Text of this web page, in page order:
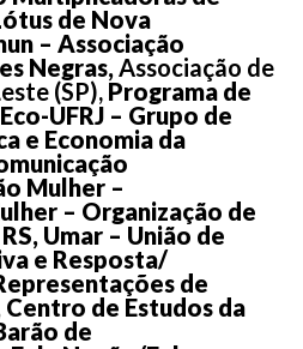
de Nova
– Associação
Negras, Associação de
(SP), Programa de
UFRJ – Grupo de
e Economia da
Mulher –
– Organização de
Umar – União de
e Resposta/
de
de Estudos da
de